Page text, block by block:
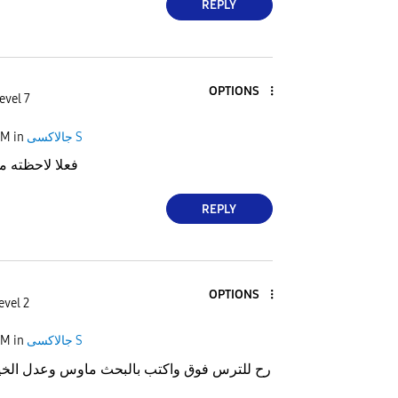
REPLY
7
OPTIONS
in جالاكسى S
فعلا لاحظته
REPLY
2
OPTIONS
in جالاكسى S
رح للترس فوق واكتب بالبحث ماوس وعدل